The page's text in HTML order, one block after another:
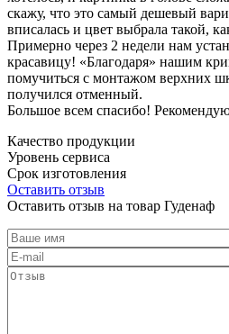
скажу, что это самый дешевый
вписалась и цвет выбрала такой,
Примерно через 2 недели нам
красавицу! «Благодаря» нашим
помучиться с монтажом верхних
получился отменный.
Большое всем спасибо!
Качество продукции
Уровень сервиса
Срок изготовления
Оставить отзыв
Оставить отзыв на товар Гуденаф